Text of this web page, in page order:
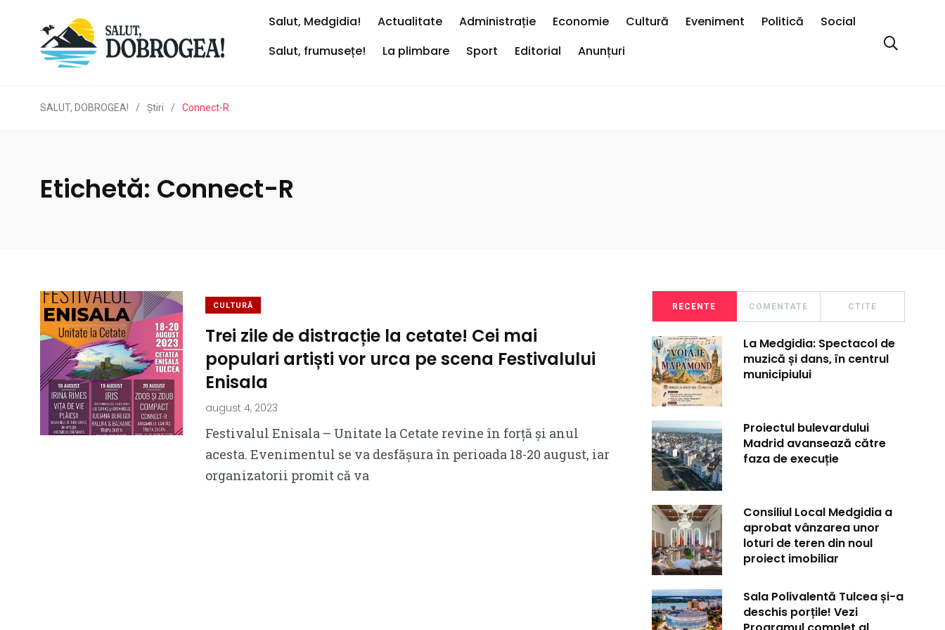
Salut, Medgidia! Actualitate Administrație Economie Cultură Eveniment Politică
Social
Salut, frumusețe!
La plimbare Sport Editorial Anunțuri
SALUT, DOBROGEA! / Ştiri / Connect-R
Etichetă: Connect-R
CULTURĂ
Trei zile de distracție la cetate! Cei mai
populari artiști vor urca pe scena Festivalului
Enisala
august 4, 2023
Festivalul Enisala – Unitate la Cetate revine în forță și anul
acesta. Evenimentul se va desfășura în perioada 18-20 august, iar
organizatorii promit că va
RECENTE COMENTATE CTITE
La Medgidia: Spectacol de
muzică și dans, în centrul
municipiului
Proiectul bulevardului
Madrid avansează către
faza de execuție
Consiliul Local Medgidia a
aprobat vânzarea unor
loturi de teren din noul
proiect imobiliar
Sala Polivalentă Tulcea și-a
deschis porțile! Vezi